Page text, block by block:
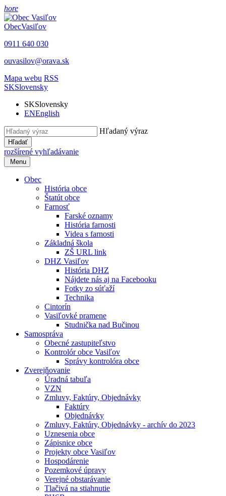
hore
ObecVasiľov
0911 640 030
ouvasilov@orava.sk
Mapa webu RSS
SKSlovensky
SKSlovensky
ENEnglish
Hľadaný výraz
Hľadať
rozšírené vyhľadávanie
Menu
Obec
História obce
Štatút obce
Farnosť
Farské oznamy
História farnosti
Videa s farnosti
Základná škola
ZŠ URL link
DHZ Vasiľov
História DHZ
Nájdete nás aj na Facebooku
Fotky zo súťaží
Technika
Cintorín
Vasiľovké pramene
Studnička nad Bučinou
Samospráva
Obecné zastupiteľstvo
Kontrolór obce Vasiľov
Správy kontrolóra obce
Zverejňovanie
Úradná tabuľa
VZN
Zmluvy, Faktúry, Objednávky
Faktúry
Objednávky
Zmluvy, Faktúry, Objednávky - archív do 2023
Uznesenia obce
Zápisnice obce
Projekty obce Vasiľov
Hospodárenie
Pozemkové úpravy
Verejné obstarávanie
Tlačivá na stiahnutie